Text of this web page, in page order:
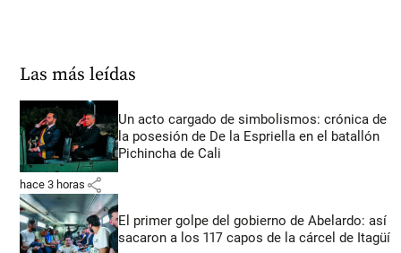
Las más leídas
Un acto cargado de simbolismos: crónica de
la posesión de De la Espriella en el batallón
Pichincha de Cali
hace 3 horas share
El primer golpe del gobierno de Abelardo: así
sacaron a los 117 capos de la cárcel de Itagüí